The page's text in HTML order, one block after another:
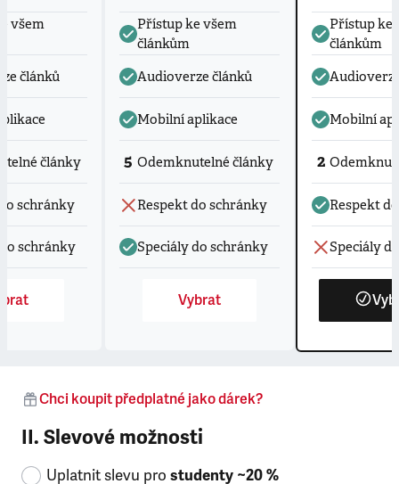
všem
článků
články
schránky
schránky
Přístup ke všem
článkům
Audioverze článků
Mobilní aplikace
5 Odemknutelné články
Respekt do schránky
Speciály do schránky
Vybrat
Přístup ke
článkům
Mobilní
2
Respekt
Speciály
Chci koupit předplatné jako dárek?
II. Slevové možnosti
Uplatnit slevu pro studenty ~20 %